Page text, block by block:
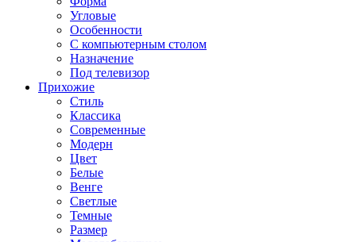
Угловые
Особенности
С компьютерным столом
Назначение
Под телевизор
Прихожие
Стиль
Классика
Современные
Модерн
Цвет
Белые
Венге
Светлые
Темные
Размер